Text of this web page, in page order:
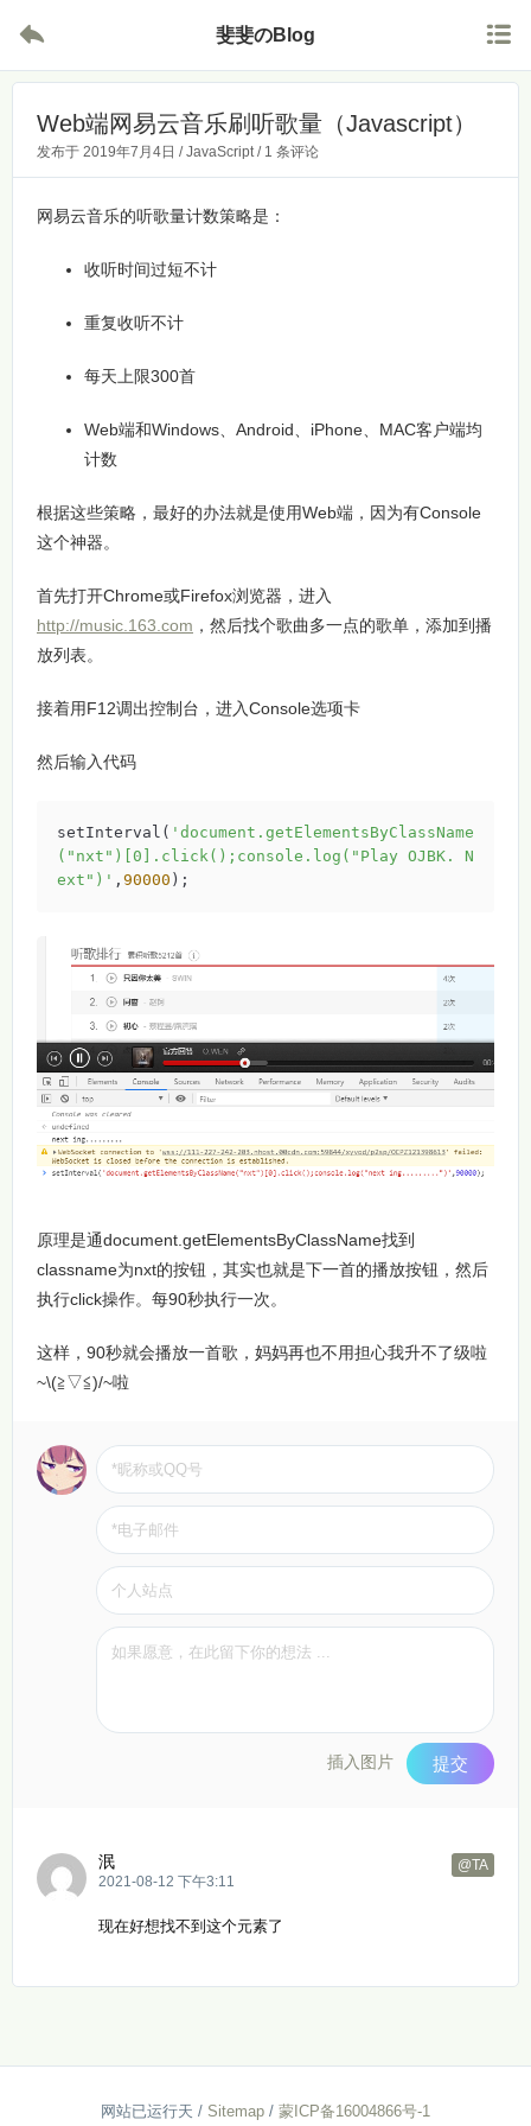
 斐斐のBlog 
Web端网易云音乐刷听歌量（Javascript）
发布于 2019年7月4日 /JavaScript/ 1 条评论
网易云音乐的听歌量计数策略是：
收听时间过短不计
重复收听不计
每天上限300首
Web端和Windows、Android、iPhone、MAC客户端均
计数
根据这些策略，最好的办法就是使用Web端，因为有Console
这个神器。
首先打开Chrome或Firefox浏览器，进入
http://music.163.com ，然后找个歌曲多一点的歌单，添加到播
放列表。
接着用F12调出控制台，进入Console选项卡
然后输入代码
setInterval( 'document.getElementsByClassName
("nxt")[0].click();console.log("Play OJBK. N
ext")' , 90000 );
原理是通document.getElementsByClassName找到
classname为nxt的按钮，其实也就是下一首的播放按钮，然后
执行click操作。每90秒执行一次。
这样，90秒就会播放一首歌，妈妈再也不用担心我升不了级啦
~\(≧▽≦)/~啦
插入图片 提交
泯
@TA
2021-08-12 下午3:11
现在好想找不到这个元素了
网站已运行天 / Sitemap / 蒙ICP备16004866号-1